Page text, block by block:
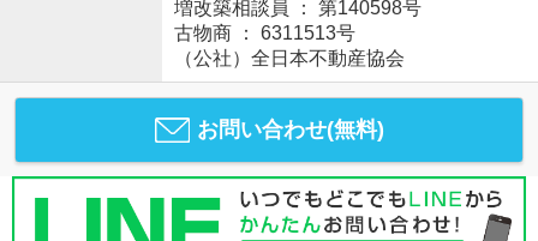
増改築相談員 ： 第140598号
古物商 ： 6311513号
（公社）全日本不動産協会
お問い合わせ(無料)